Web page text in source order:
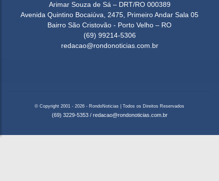
Arimar Souza de Sá – DRT/RO 000389
Avenida Quintino Bocaiúva, 2475, Primeiro Andar Sala 05
Bairro São Cristovão - Porto Velho – RO
(69) 99214-5306
redacao@rondonoticias.com.br
© Copyright 2001 - 2026 - RondoNoticias | Todos os Direitos Reservados
(69) 3229-5353 / redacao@rondonoticias.com.br